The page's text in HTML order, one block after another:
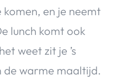
en je neemt
lunch komt ook
weet zit je ’s
de warme maaltijd.